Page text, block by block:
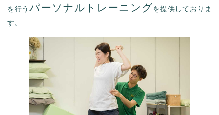
を行うパーソナルトレーニングを提供しておりま
す。